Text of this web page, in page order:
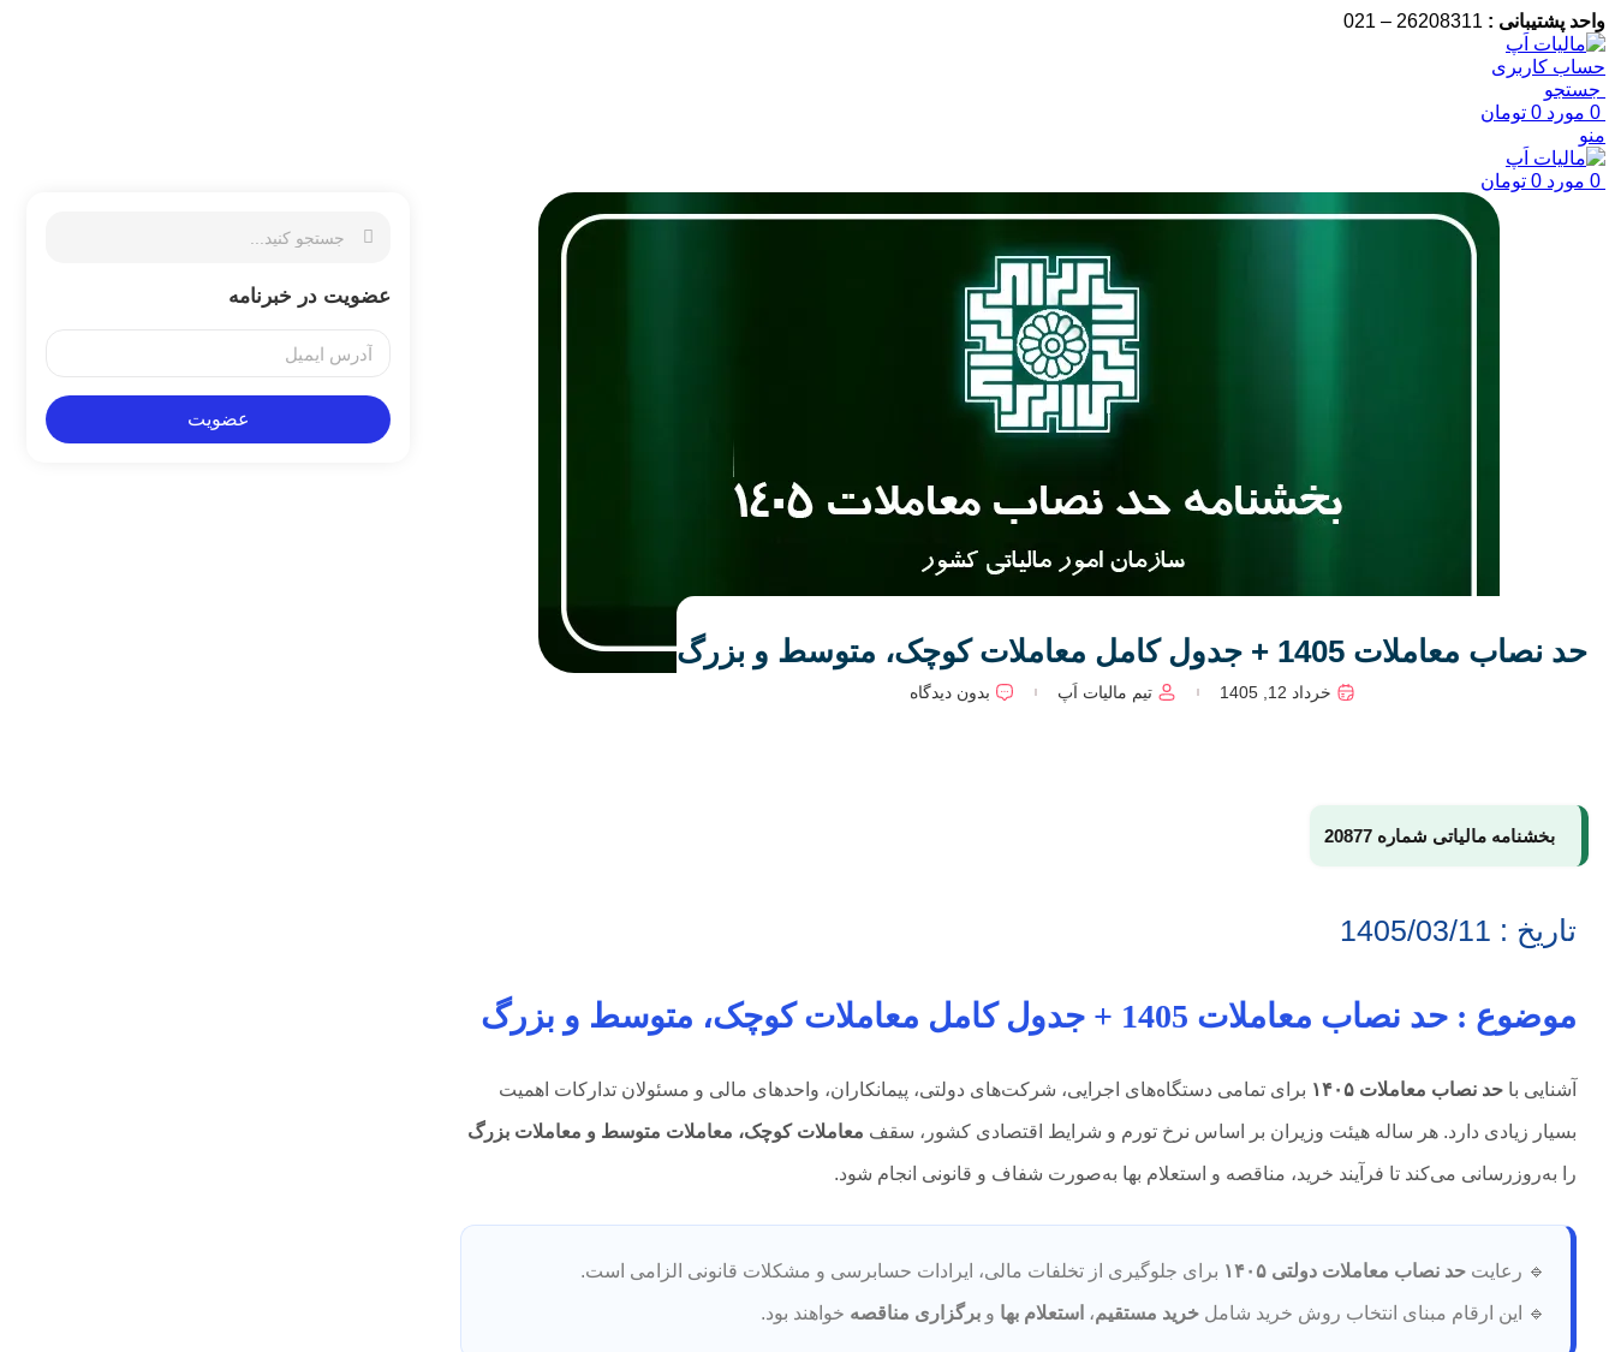
واحد پشتیبانی :
حساب کاربری
جستجو
0 مورد 0 تومان
منو
0 مورد 0 تومان
حد نصاب معاملات 1405 + جدول کامل معاملات کوچک، متوسط و بزرگ
خرداد 12, 1405 تیم مالیات اَپ بدون دیدگاه
بخشنامه مالیاتی شماره 20877
تاریخ : 1405/03/11
موضوع : حد نصاب معاملات 1405 + جدول کامل معاملات کوچک، متوسط و بزرگ
آشنایی با حد نصاب معاملات ۱۴۰۵ برای تمامی دستگاه‌های اجرایی، شرکت‌های دولتی، پیمانکاران، واحدهای مالی و مسئولان تدارکات اهمیت
بسیار زیادی دارد. هر ساله هیئت وزیران بر اساس نرخ تورم و شرایط اقتصادی کشور، سقف معاملات کوچک، معاملات متوسط و معاملات بزرگ
را به‌روزرسانی می‌کند تا فرآیند خرید، مناقصه و استعلام بها به‌صورت شفاف و قانونی انجام شود.
🔹 رعایت حد نصاب معاملات دولتی ۱۴۰۵ برای جلوگیری از تخلفات مالی، ایرادات حسابرسی و مشکلات قانونی الزامی است.
🔹 این ارقام مبنای انتخاب روش خرید شامل خرید مستقیم، استعلام بها و برگزاری مناقصه خواهند بود.
عضویت در خبرنامه
عضویت